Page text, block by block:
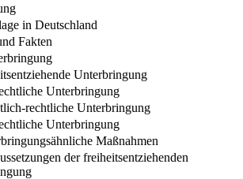
in Deutschland
Fakten
Unterbringung
Unterbringung
rechtliche Unterbringung
Unterbringung
Maßnahmen
der freiheitsentziehenden